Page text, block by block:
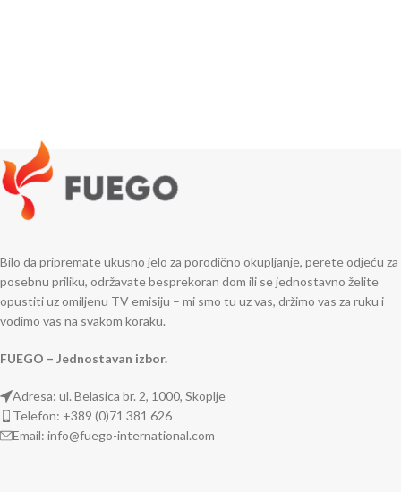
Bilo da pripremate ukusno jelo za porodično okupljanje, perete odjeću za
posebnu priliku, održavate besprekoran dom ili se jednostavno želite
opustiti uz omiljenu TV emisiju – mi smo tu uz vas, držimo vas za ruku i
vodimo vas na svakom koraku.
FUEGO – Jednostavan izbor.
Adresa: ul. Belasica br. 2, 1000, Skoplje
Telefon: +389 (0)71 381 626
Email: info@fuego-international.com